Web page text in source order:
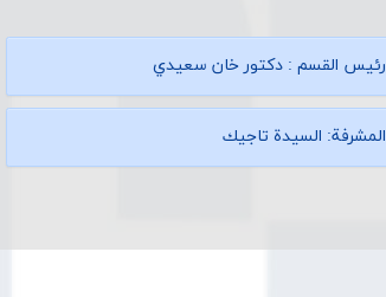
رئيس القسم :دكتور خان سعيدي
المشرفة: السيدة تاجیك